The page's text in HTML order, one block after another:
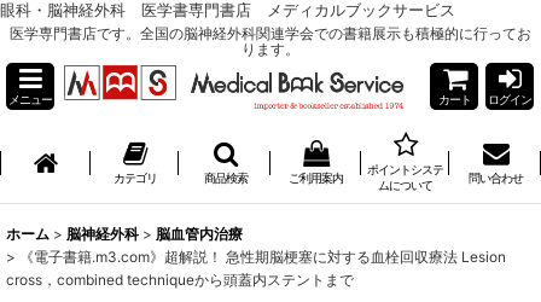
眼科・脳神経外科 医学書専門書店 メディカルブックサービス
医学専門書店です。全国の脳神経外科関連学会での書籍展示も積極的に行ってお
ります。
メニュー カート ログイン
カテゴリ 商品検索 ご利用案内
ポイントシステ
ムについて
問い合わせ
ホーム > 脳神経外科 > 脳血管内治療
>
《電子書籍.m3.com》超解説！ 急性期脳梗塞に対する血栓回収療法 Lesion
cross，combined techniqueから頭蓋内ステントまで